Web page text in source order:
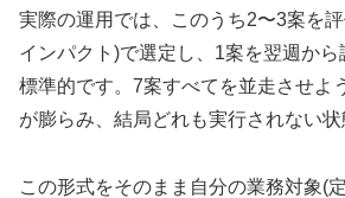
実際の運用では、このうち2〜3案を
インパクト)で選定し、1案を翌週か
標準的です。7案すべてを並走させよ
が膨らみ、結局どれも実行されない状
この形式をそのまま自分の業務対象(